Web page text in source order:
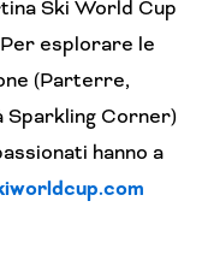
Ski World Cup
esplorare le
(Parterre,
Sparkling Corner)
hanno a